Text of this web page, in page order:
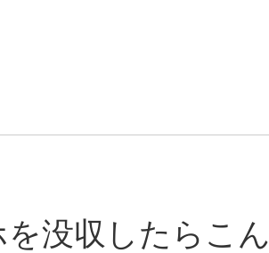
を没収したらこん